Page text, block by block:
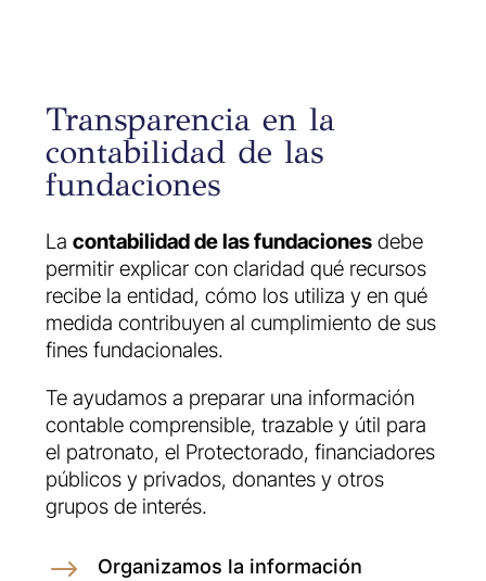
Transparencia en la
contabilidad de las
fundaciones
Lacontabilidad de las fundaciones debe
permitir explicar con claridad qué recursos
recibe la entidad, cómo los utiliza y en qué
medida contribuyen al cumplimiento de sus
fines fundacionales.
Te ayudamos a preparar una información
contable comprensible, trazable y útil para
el patronato, el Protectorado, financiadores
públicos y privados, donantes y otros
grupos de interés.
$ Organizamos la información